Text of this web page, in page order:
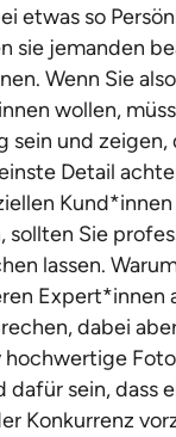
etwas so
sie jemanden
Wenn Sie
wollen,
sein und zeigen,
Detail
sollten Sie
lassen.
Expert*innen
dabei
dafür sein, dass
Konkurrenz